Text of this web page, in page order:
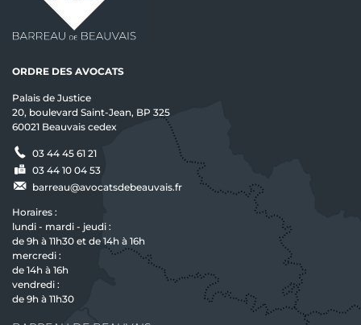
ORDRE DES AVOCATS
Palais de Justice
20, boulevard Saint-Jean, BP 325
60021 Beauvais cedex
03 44 45 61 21
03 44 10 04 53
barreau@avocatsdebeauvais.fr
Horaires :
lundi - mardi - jeudi :
de 9h à 11h30 et de 14h à 16h
mercredi :
de 14h à 16h
vendredi :
de 9h à 11h30